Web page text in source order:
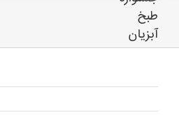
طبخ
آبزیان